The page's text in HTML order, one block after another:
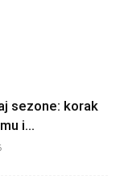
sezone: korak
i...